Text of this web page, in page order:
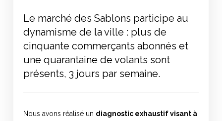
Le marché des Sablons participe au
dynamisme de la ville : plus de
cinquante commerçants abonnés et
une quarantaine de volants sont
présents, 3 jours par semaine.
Nous avons réalisé un diagnostic exhaustif visant à